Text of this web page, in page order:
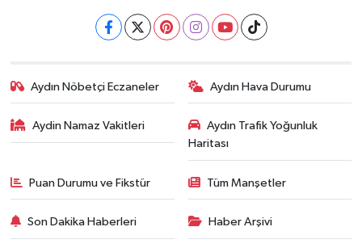
Aydın Nöbetçi Eczaneler Aydın Hava Durumu
Aydin Namaz Vakitleri
Aydın Trafik Yoğunluk
Haritası
Puan Durumu ve Fikstür Tüm Manşetler
Son Dakika Haberleri Haber Arşivi